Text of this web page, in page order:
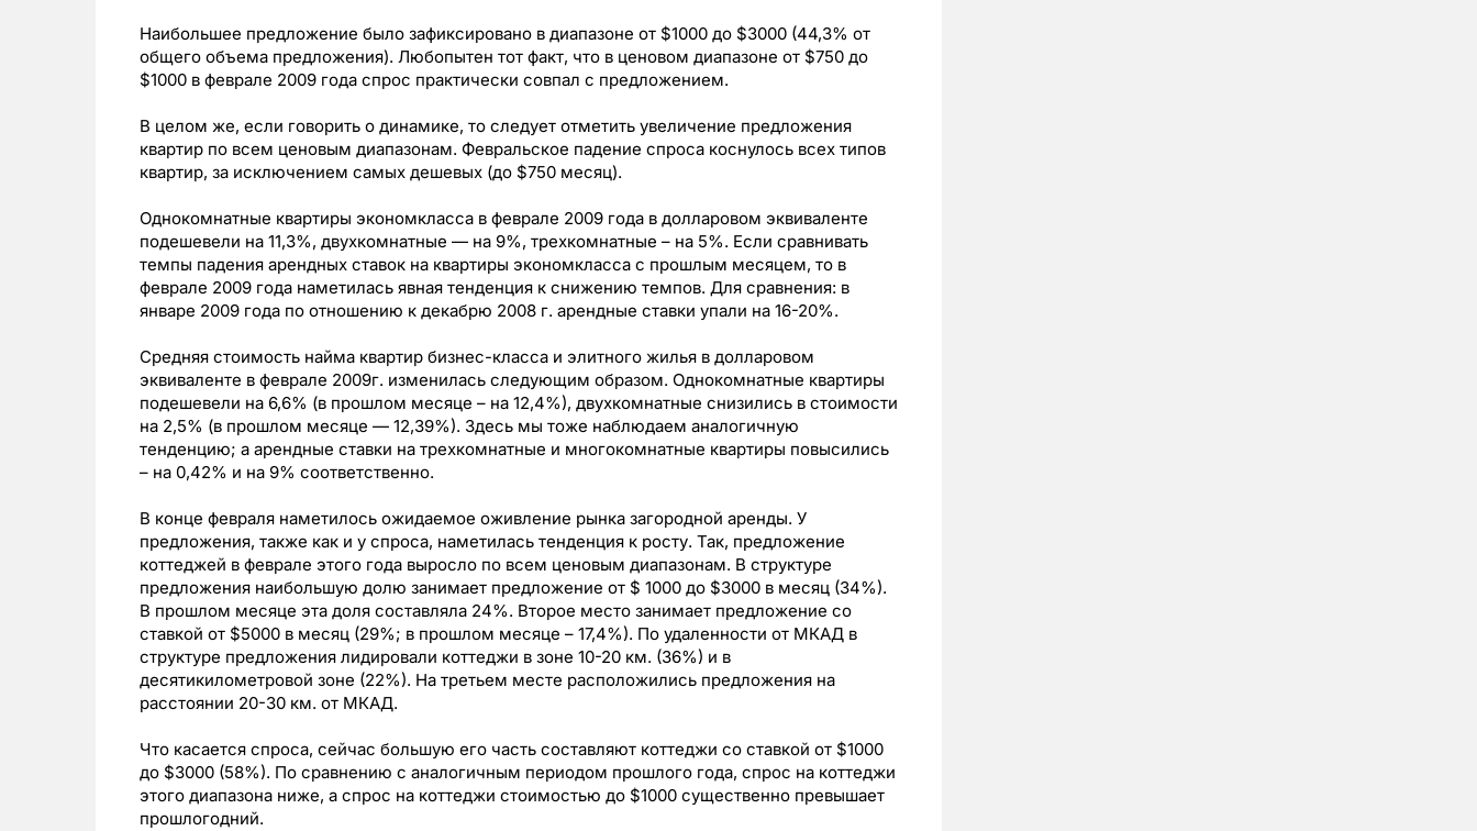
Наибольшее предложение было зафиксировано в диапазоне от $1000 до $3000 (44,3% от
общего объема предложения). Любопытен тот факт, что в ценовом диапазоне от $750 до
$1000 в феврале 2009 года спрос практически совпал с предложением.
В целом же, если говорить о динамике, то следует отметить увеличение предложения
квартир по всем ценовым диапазонам. Февральское падение спроса коснулось всех типов
квартир, за исключением самых дешевых (до $750 месяц).
Однокомнатные квартиры экономкласса в феврале 2009 года в долларовом эквиваленте
подешевели на 11,3%, двухкомнатные — на 9%, трехкомнатные – на 5%. Если сравнивать
темпы падения арендных ставок на квартиры экономкласса с прошлым месяцем, то в
феврале 2009 года наметилась явная тенденция к снижению темпов. Для сравнения: в
январе 2009 года по отношению к декабрю 2008 г. арендные ставки упали на 16-20%.
Средняя стоимость найма квартир бизнес-класса и элитного жилья в долларовом
эквиваленте в феврале 2009г. изменилась следующим образом. Однокомнатные квартиры
подешевели на 6,6% (в прошлом месяце – на 12,4%), двухкомнатные снизились в стоимости
на 2,5% (в прошлом месяце — 12,39%). Здесь мы тоже наблюдаем аналогичную
тенденцию; а арендные ставки на трехкомнатные и многокомнатные квартиры повысились
– на 0,42% и на 9% соответственно.
В конце февраля наметилось ожидаемое оживление рынка загородной аренды. У
предложения, также как и у спроса, наметилась тенденция к росту. Так, предложение
коттеджей в феврале этого года выросло по всем ценовым диапазонам. В структуре
предложения наибольшую долю занимает предложение от $ 1000 до $3000 в месяц (34%).
В прошлом месяце эта доля составляла 24%. Второе место занимает предложение со
ставкой от $5000 в месяц (29%; в прошлом месяце – 17,4%). По удаленности от МКАД в
структуре предложения лидировали коттеджи в зоне 10-20 км. (36%) и в
десятикилометровой зоне (22%). На третьем месте расположились предложения на
расстоянии 20-30 км. от МКАД.
Что касается спроса, сейчас большую его часть составляют коттеджи со ставкой от $1000
до $3000 (58%). По сравнению с аналогичным периодом прошлого года, спрос на коттеджи
этого диапазона ниже, а спрос на коттеджи стоимостью до $1000 существенно превышает
прошлогодний.